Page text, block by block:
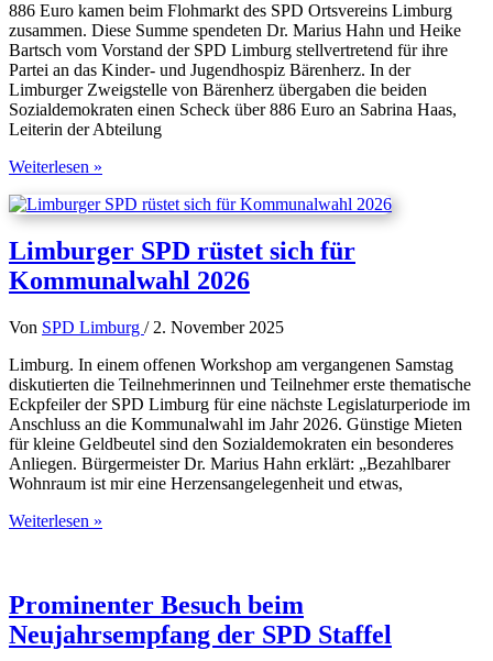
886 Euro kamen beim Flohmarkt des SPD Ortsvereins Limburg
zusammen. Diese Summe spendeten Dr. Marius Hahn und Heike
Bartsch vom Vorstand der SPD Limburg stellvertretend für ihre
Partei an das Kinder- und Jugendhospiz Bärenherz. In der
Limburger Zweigstelle von Bärenherz übergaben die beiden
Sozialdemokraten einen Scheck über 886 Euro an Sabrina Haas,
Leiterin der Abteilung
Besuch
Kinderhospiz
Weiterlesen »
Limburger SPD rüstet sich für
Kommunalwahl 2026
Von SPD Limburg / 2. November 2025
Limburg. In einem offenen Workshop am vergangenen Samstag
diskutierten die Teilnehmerinnen und Teilnehmer erste thematische
Eckpfeiler der SPD Limburg für eine nächste Legislaturperiode im
Anschluss an die Kommunalwahl im Jahr 2026. Günstige Mieten
für kleine Geldbeutel sind den Sozialdemokraten ein besonderes
Anliegen. Bürgermeister Dr. Marius Hahn erklärt: „Bezahlbarer
Wohnraum ist mir eine Herzensangelegenheit und etwas,
Limburger
für
Kommunalwahl
2026
Weiterlesen »
Prominenter Besuch beim
Neujahrsempfang der SPD Staffel